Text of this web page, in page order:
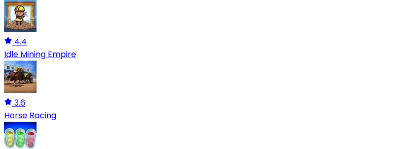
4.4
Idle Mining Empire
3.6
Horse Racing